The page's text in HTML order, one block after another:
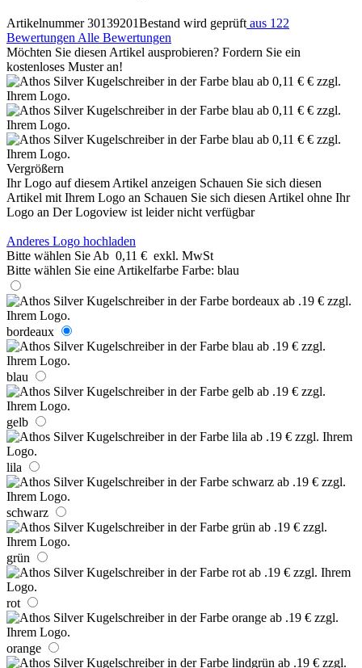
Artikelnummer 30139201Bestand wird geprüft aus 122
Bewertungen Alle Bewertungen
Möchten Sie diesen Artikel ausprobieren? Fordern Sie ein
kostenloses Muster an!
Vergrößern
Ihr Logo auf diesem Artikel anzeigen Schauen Sie sich diesen
Artikel mit Ihrem Logo an Schauen Sie sich diesen Artikel ohne Ihr
Logo an Der Logoview ist leider nicht verfügbar
Anderes Logo hochladen
Bitte wählen Sie Ab 0,11 € exkl. MwSt
Bitte wählen Sie eine Artikelfarbe Farbe: blau
bordeaux
blau
gelb
lila
schwarz
grün
rot
orange